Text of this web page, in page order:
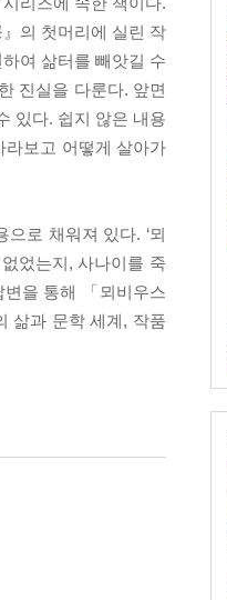
의 첫머리에 실린 작
여 삶터를 빼앗길 수
진실을 다룬다. 앞면
있다. 쉽지 않은 내용
라보고 어떻게 살아가
로 채워져 있다. ‘뫼
었는지, 사나이를 죽
을 통해 「뫼비우스
삶과 문학 세계, 작품